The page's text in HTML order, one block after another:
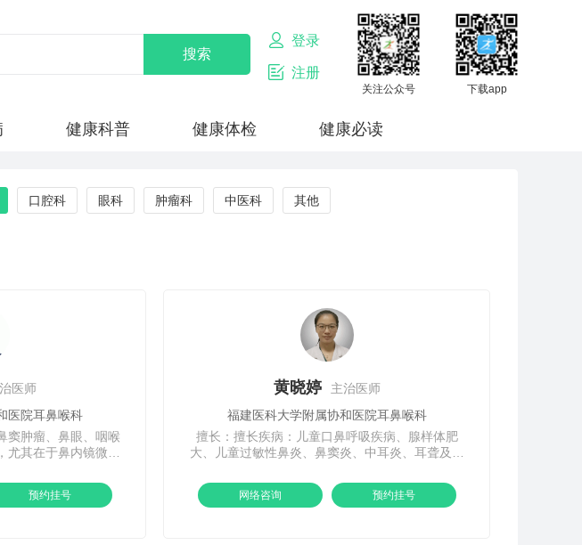
登录
注册
关注公众号 下载app
健康科普 健康体检 健康必读
口腔科 眼科 肿瘤科 中医科 其他
医师
医院耳鼻喉科
窦肿瘤、鼻眼、咽喉
其在于鼻内镜微创
舌管囊肿、耳前瘘管
疑难杂症、少见病、
预约挂号
黄晓婷
主治医师
福建医科大学附属协和医院耳鼻喉科
擅长：擅长疾病：儿童口鼻呼吸疾病、腺样体肥
大、儿童过敏性鼻炎、鼻窦炎、中耳炎、耳聋及眩
网络咨询 预约挂号